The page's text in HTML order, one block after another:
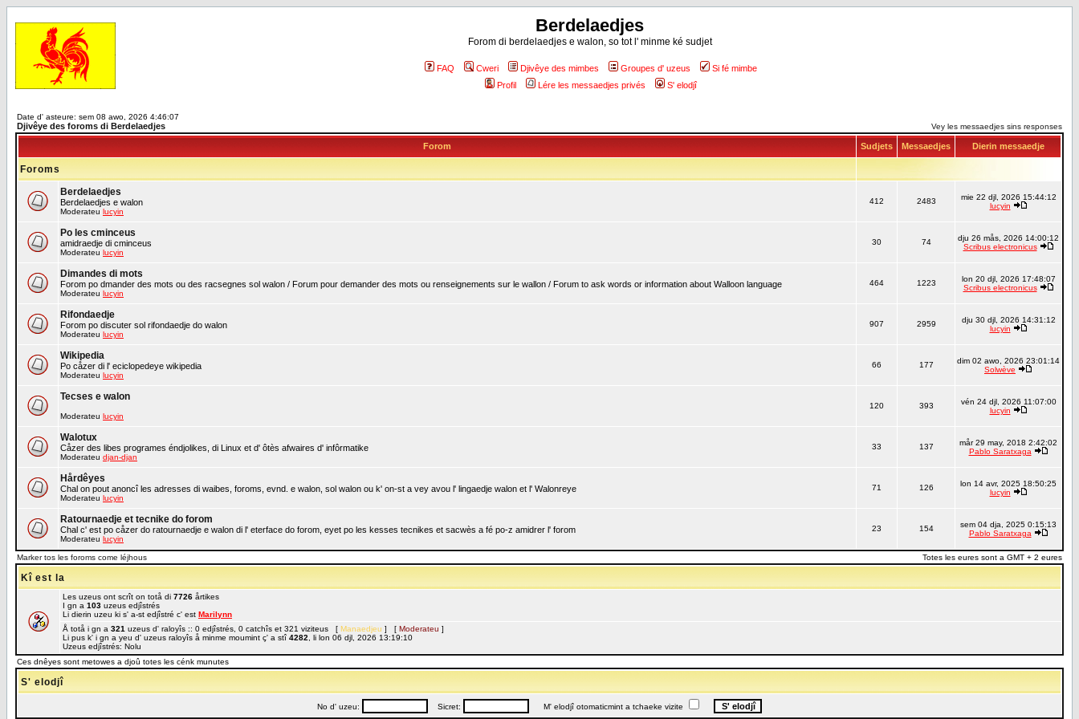
Berdelaedjes
Forom di berdelaedjes e walon, so tot l' minme ké sudjet
FAQ Cweri Djivêye des mimbes Groupes d' uzeus
Si fé mimbe
Profil
Lére les messaedjes privés S' elodjî
Date d' asteure: sem 08 awo, 2026 4:46:07
Djivêye des foroms di Berdelaedjes Vey les messaedjes sins responses
Forom Sudjets Messaedjes Dierin messaedje
Foroms
Berdelaedjes
Berdelaedjes e walon
Moderateu lucyin
412 2483
mie 22 djl, 2026 15:44:12
lucyin
Po les cminceus
amidraedje di cminceus
Moderateu lucyin
30 74
dju 26 mås, 2026 14:00:12
Scribus electronicus
Dimandes di mots
Forom po dmander des mots ou des racsegnes sol walon / Forum pour demander des mots ou renseignements sur le wallon / Forum to ask words or information about Walloon language
Moderateu lucyin
464 1223
lon 20 djl, 2026 17:48:07
Scribus electronicus
Rifondaedje
Forom po discuter sol rifondaedje do walon
Moderateu lucyin
907 2959
dju 30 djl, 2026 14:31:12
lucyin
Wikipedia
Po cåzer di l' eciclopedeye wikipedia
Moderateu lucyin
66 177
dim 02 awo, 2026 23:01:14
Solwève
Tecses e walon
Moderateu lucyin
120 393
vén 24 djl, 2026 11:07:00
lucyin
Walotux
Cåzer des libes programes éndjolikes, di Linux et d' ôtès afwaires d' infôrmatike
Moderateu djan-djan
33 137
mår 29 may, 2018 2:42:02
Pablo Saratxaga
Hårdêyes
Chal on pout anoncî les adresses di waibes, foroms, evnd. e walon, sol walon ou k' on-st a vey avou l' lingaedje walon et l' Walonreye
Moderateu lucyin
71 126
lon 14 avr, 2025 18:50:25
lucyin
Ratournaedje et tecnike do forom
Chal c' est po cåzer do ratournaedje e walon di l' eterface do forom, eyet po les kesses tecnikes et sacwès a fé po-z amidrer l' forom
Moderateu lucyin
23 154
sem 04 dja, 2025 0:15:13
Pablo Saratxaga
Marker tos les foroms come léjhous Totes les eures sont a GMT + 2 eures
Kî est la
Les uzeus ont scrît on totå di 7726 årtikes
I gn a 103 uzeus edjîstrés
Li dierin uzeu ki s' a-st edjîstré c' est Marilynn
Å totå i gn a 321 uzeus d' raloyîs :: 0 edjîstrés, 0 catchîs et 321 viziteus [ Manaedjeu ] [ Moderateu ]
Li pus k' i gn a yeu d' uzeus raloyîs å minme moumint ç' a stî 4282 , li lon 06 djl, 2026 13:19:10
Uzeus edjîstrés: Nolu
Ces dnêyes sont metowes a djoû totes les cénk munutes
S' elodjî
No d' uzeu: Sicret: M' elodjî otomaticmint a tchaeke vizite